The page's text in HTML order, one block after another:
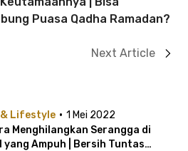
Puasa Qadha Ramadan?
Next Article
Lifestyle · 1 Mei 2022
Menghilangkan Serangga di
yang Ampuh | Bersih Tuntas